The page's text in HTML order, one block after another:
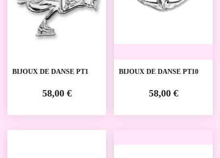
BIJOUX DE DANSE PT1
58,00 €
BIJOUX DE DANSE PT10
58,00 €